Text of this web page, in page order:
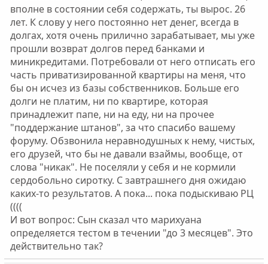
вполне в состоянии себя содержать, ты вырос. 26
лет. К слову у него постоянно нет денег, всегда в
долгах, хотя очень прилично зарабатывает, мы уже
прошли возврат долгов перед банками и
миникредитами. Потребовали от него отписать его
часть приватизированной квартиры на меня, что
бы он исчез из базы собственников. Больше его
долги не платим, ни по квартире, которая
принадлежит папе, ни на еду, ни на прочее
"поддержание штанов", за что спасибо вашему
форуму. Обзвонила неравнодушных к нему, чистых,
его друзей, что бы не давали взаймы, вообще, от
слова "никак". Не поселяли у себя и не кормили
сердобольно сиротку. С завтрашнего дня ожидаю
каких-то результатов. А пока... пока подыскиваю РЦ
((((
И вот вопрос: Сын сказал что марихуана
определяется тестом в течении "до 3 месяцев". Это
действительно так?